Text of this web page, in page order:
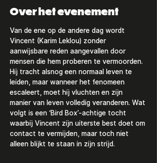
Over het evenement
Van de ene op de andere dag wordt
Vincent (Karim Leklou) zonder
aanwijsbare reden aangevallen door
mensen die hem proberen te vermoorden.
Hij tracht alsnog een normaal leven te
leiden, maar wanneer het fenomeen
escaleert, moet hij vluchten en zijn
manier van leven volledig veranderen. Wat
volgt is een ‘Bird Box’-achtige tocht
waarbij Vincent zijn uiterste best doet om
contact te vermijden, maar toch niet
alleen blijkt te staan in zijn strijd.